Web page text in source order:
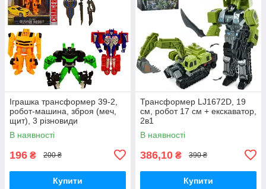
Іграшка трансформер 39-2,
робот-машина, зброя (меч,
щит), 3 різновиди
В наявності
196 ₴ 200 ₴
Купити
Трансформер LJ1672D, 19
см, робот 17 см + екскаватор,
2в1
В наявності
386,10 ₴ 390 ₴
Купити